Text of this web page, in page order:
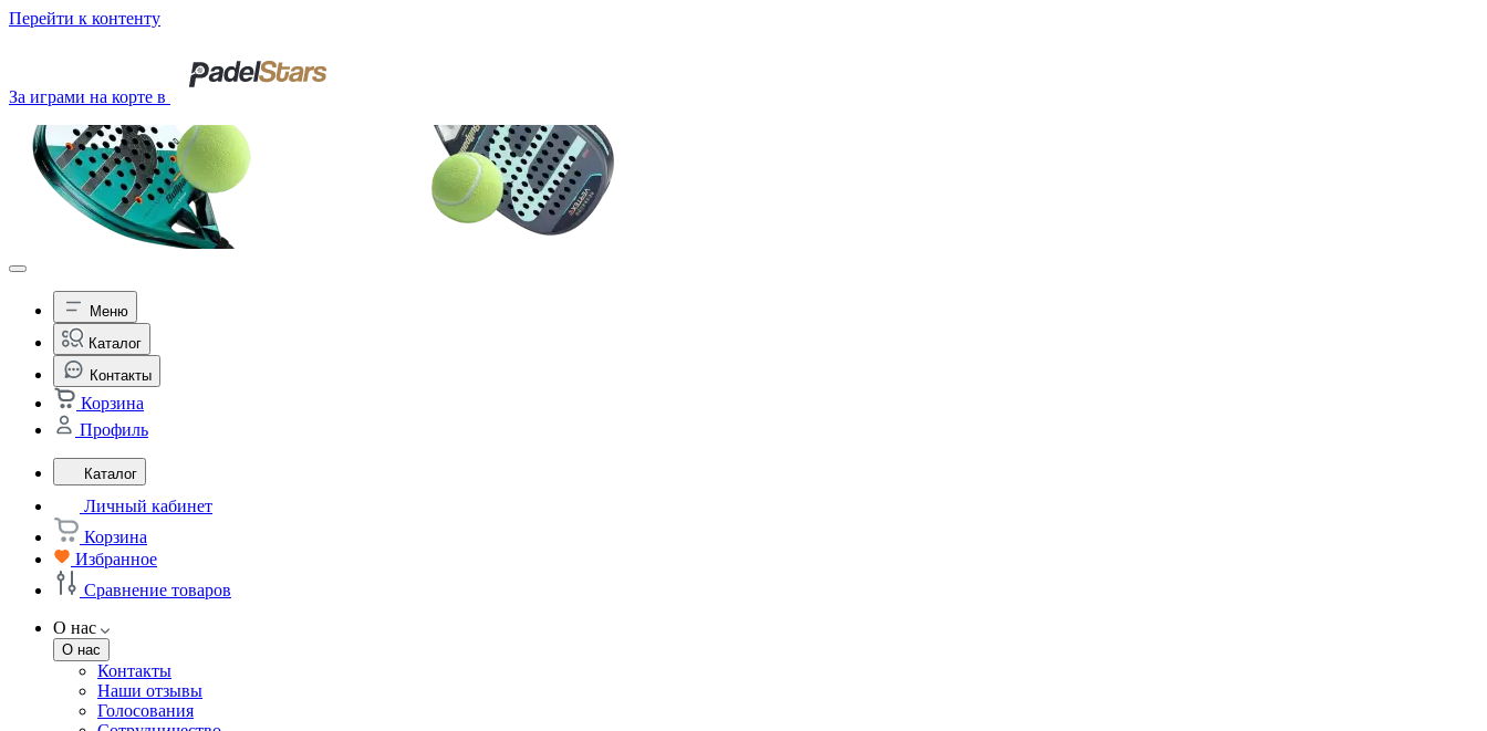
Перейти к контенту
За играми на корте в
Меню
Каталог
Контакты
Корзина
Профиль
Каталог
Личный кабинет
Корзина
Избранное
Сравнение товаров
О нас
О нас
Контакты
Наши отзывы
Голосования